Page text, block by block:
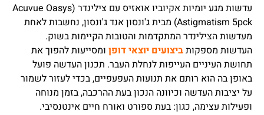
עדשות מגע יומיות אקיוביו אואזיס עם צילינדר (Acuvue Oasys
Astigmatism 5pck) מבית ג'ונסון אנד ג'ונסון, נחשבות לאחת
מעדשות הצילינדר המתקדמות והטובות הקיימות בשוק.
העדשות מספקותביצועים יוצאי דופן ומסייעות להפוך את
תחושת העיניים העייפות לנחלת העבר. תכנון העדשה פועל
באופן בה הוא רותם את תנועות העפעפיים, בכדי לעזור לשמור
על יציבות העדשה וכיוונה הנכון בעת ההרכבה, בזמן מנוחה
ופעילות עצימה, כגון: בעת ספורט ואורח חיים אינטנסיבי.